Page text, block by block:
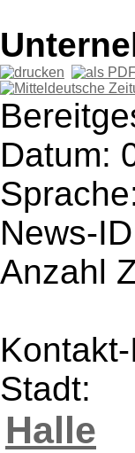
Datum:
News-
Anzahl
Stadt:
Halle